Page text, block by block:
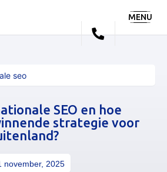
MENU
seo
november, 2025
SEO en hoe
strategie voor